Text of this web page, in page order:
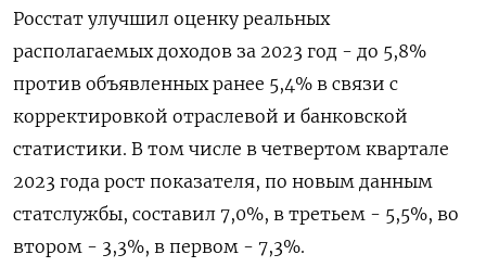
Росстат улучшил оценку реальных
располагаемых доходов за 2023 год - до 5,8%
против объявленных ранее 5,4% в связи с
корректировкой отраслевой и банковской
статистики. В том числе в четвертом квартале
2023 года рост показателя, по новым данным
статслужбы, составил 7,0%, в третьем - 5,5%, во
втором - 3,3%, в первом - 7,3%.